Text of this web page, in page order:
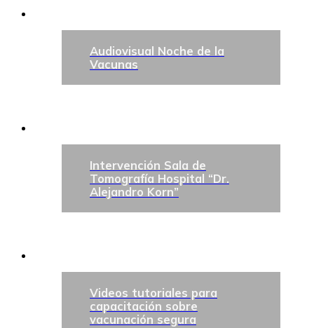
Audiovisual Noche de la
Vacunas
Intervención Sala de
Tomografía Hospital “Dr.
Alejandro Korn”
Videos tutoriales para
capacitación sobre
vacunación segura